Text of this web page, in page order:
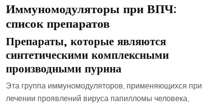
Иммуномодуляторы при ВПЧ:
список препаратов
Препараты, которые являются
синтетическими комплексными
производными пурина
Эта группа иммуномодуляторов, применяющихся при
лечении проявлений вируса папилломы человека,